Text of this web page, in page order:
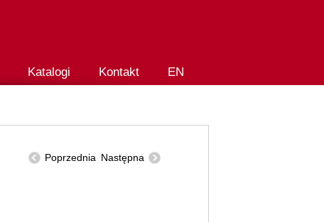
Katalogi Kontakt EN
Poprzednia Następna